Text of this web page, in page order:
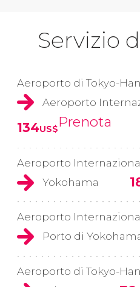
Servizio
Aeroporto di Tokyo-
Aeroporto
134US$Prenota
Aeroporto
Yokohama
Aeroporto
Porto di
Aeroporto di Tokyo-